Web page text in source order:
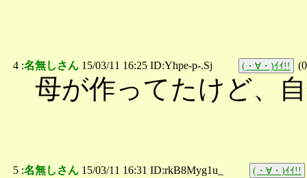
4 :名無しさん 15/03/11 16:25 ID:Yhpe-p-.Sj (・∀・)ｲｲ!! (0
母が作ってたけど、
5 :名無しさん 15/03/11 16:31 ID:rkB8Myg1u_ (・∀・)ｲｲ!!